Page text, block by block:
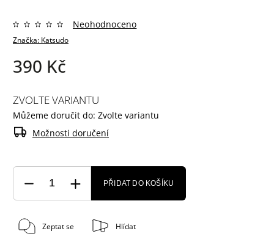
Značka: Katsudo
Neohodnoceno
390 Kč
ZVOLTE VARIANTU
Můžeme doručit do: Zvolte variantu
Možnosti doručení
PŘIDAT DO KOŠÍKU
Zeptat se Hlídat